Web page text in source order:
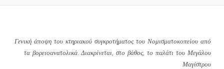
Γενική άποψη του κτηριακού συγκροτήματος του Νομισματοκοπείου από
τα βορειοανατολικά. Διακρίνεται, στο βάθος, το παλάτι του Μεγάλου
Μαγίστρου